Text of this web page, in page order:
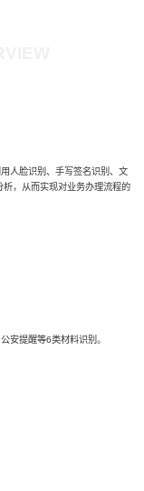
人脸识别、手写签名识别、文
，从而实现对业务办理流程的
安提醒等6类材料识别。